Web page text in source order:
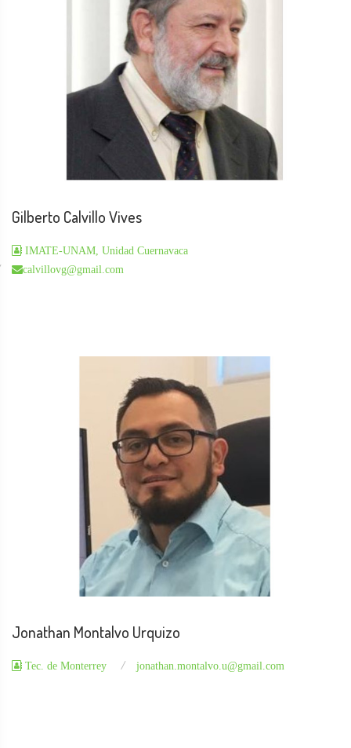
Gilberto Calvillo Vives
IMATE-UNAM, Unidad Cuernavaca
calvillovg@gmail.com
Jonathan Montalvo Urquizo
Tec. de Monterrey jonathan.montalvo.u@gmail.com